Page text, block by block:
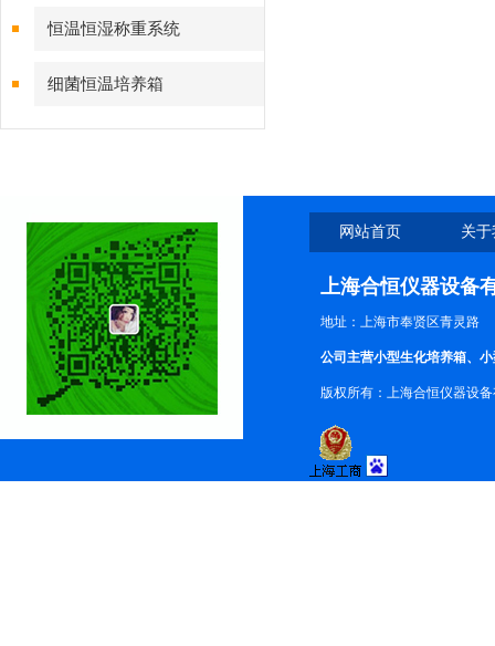
恒温恒湿称重系统
细菌恒温培养箱
网站首页 关
上海合恒仪器设备
地址：上海市奉贤区青灵路
公司主营小型生化培养箱、
版权所有：上海合恒仪器设